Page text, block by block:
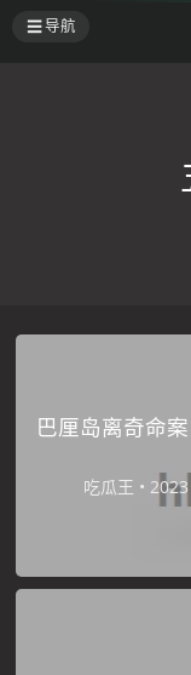
导航
巴厘岛离奇命
吃瓜王 •